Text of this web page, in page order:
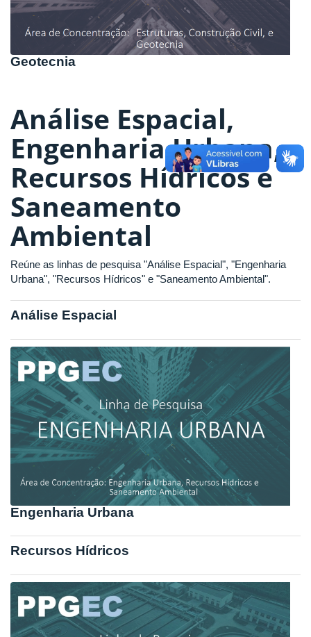
Geotecnia
Análise Espacial,
Engenharia Urbana,
Recursos Hídricos e
Saneamento
Ambiental
Reúne as linhas de pesquisa "Análise Espacial", "Engenharia
Urbana", "Recursos Hídricos" e "Saneamento Ambiental".
Análise Espacial
Engenharia Urbana
Recursos Hídricos